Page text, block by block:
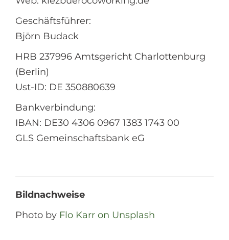
Geschäftsführer:
Björn Budack
HRB 237996 Amtsgericht Charlottenburg
(Berlin)
Ust-ID: DE 350880639
Bankverbindung:
IBAN: DE30 4306 0967 1383 1743 00
GLS Gemeinschaftsbank eG
Bildnachweise
Photo by Flo Karr on Unsplash